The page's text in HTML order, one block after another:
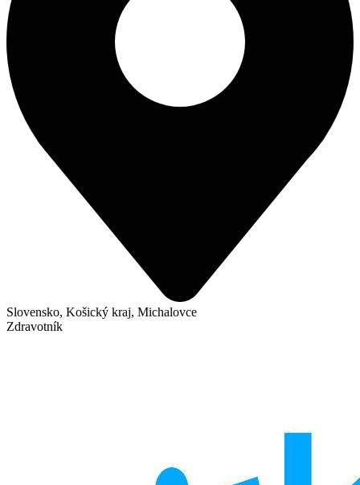
Slovensko, Košický kraj, Michalovce
Zdravotník